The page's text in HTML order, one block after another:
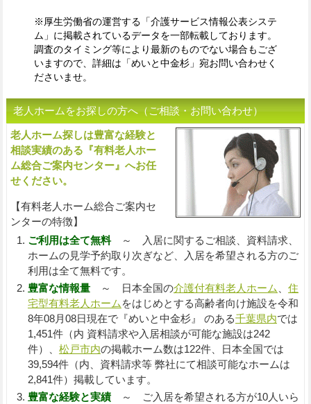
※厚生労働省の運営する「介護サービス情報公表システ
ム」に掲載されているデータを一部転載しております。
調査のタイミング等により最新のものでない場合もござ
いますので、詳細は「めいと中金杉」宛お問い合わせく
ださいませ。
老人ホームをお探しの方へ（ご相談・お問い合わせ）
老人ホーム探しは豊富な経験と
相談実績のある『有料老人ホー
ム総合ご案内センター』へお任
せください。
【有料老人ホーム総合ご案内セ
ンターの特徴】
ご利用は全て無料～ 入居に関するご相談、資料請求、
ホームの見学予約取り次ぎなど、入居を希望される方のご
利用は全て無料です。
豊富な情報量～ 日本全国の介護付有料老人ホーム
住
宅型有料老人ホーム をはじめとする高齢者向け施設を令和
8年08月08日現在で『めいと中金杉』 のある千葉県内では
1,451件（内 資料請求や入居相談が可能な施設は242
件）、 松戸市内の掲載ホーム数は122件、日本全国では
39,594件（内、資料請求等 弊社にて相談可能なホームは
2,841件）掲載しています。
豊富な経験と実績～ ご入居を希望される方が10人いら